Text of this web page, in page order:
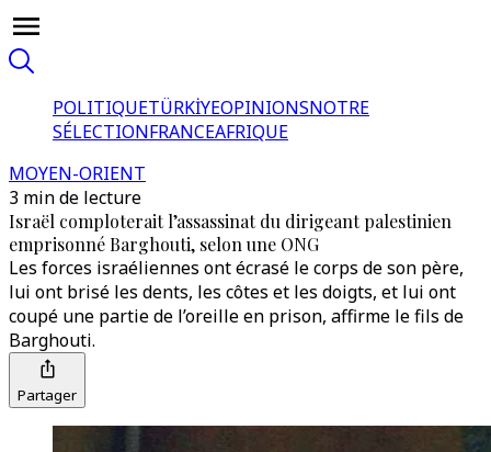
POLITIQUETÜRKİYEOPINIONSNOTRE
SÉLECTIONFRANCEAFRIQUE
MOYEN-ORIENT
3 min de lecture
Israël comploterait l’assassinat du dirigeant palestinien
emprisonné Barghouti, selon une ONG
Les forces israéliennes ont écrasé le corps de son père,
lui ont brisé les dents, les côtes et les doigts, et lui ont
coupé une partie de l’oreille en prison, affirme le fils de
Barghouti.
Partager